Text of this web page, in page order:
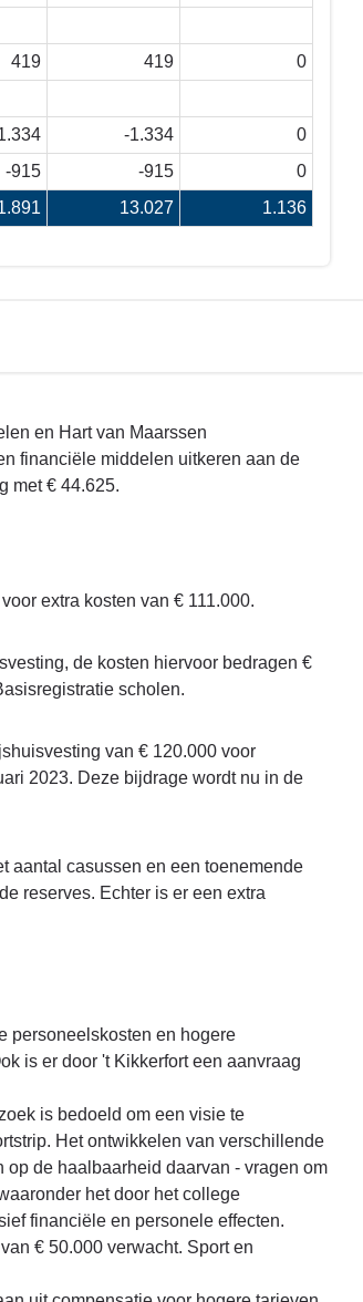
419 419
0
-1.334
0
-915 -915
0
13.027 1.136
en Hart van Maarssen
financiële middelen uitkeren aan de
met € 44.625.
extra kosten van € 111.000.
de kosten hiervoor bedragen €
scholen.
van € 120.000 voor
2023. Deze bijdrage wordt nu in de
aantal casussen en een toenemende
reserves. Echter is er een extra
personeelskosten en hogere
is er door 't Kikkerfort een aanvraag
is bedoeld om een visie te
Het ontwikkelen van verschillende
de haalbaarheid daarvan - vragen om
het door het college
financiële en personele effecten.
€ 50.000 verwacht. Sport en